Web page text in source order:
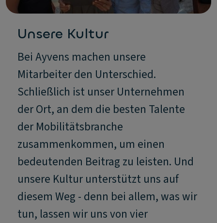
Unsere Kultur
Bei Ayvens machen unsere
Mitarbeiter den Unterschied.
Schließlich ist unser Unternehmen
der Ort, an dem die besten Talente
der Mobilitätsbranche
zusammenkommen, um einen
bedeutenden Beitrag zu leisten. Und
unsere Kultur unterstützt uns auf
diesem Weg - denn bei allem, was wir
tun, lassen wir uns von vier